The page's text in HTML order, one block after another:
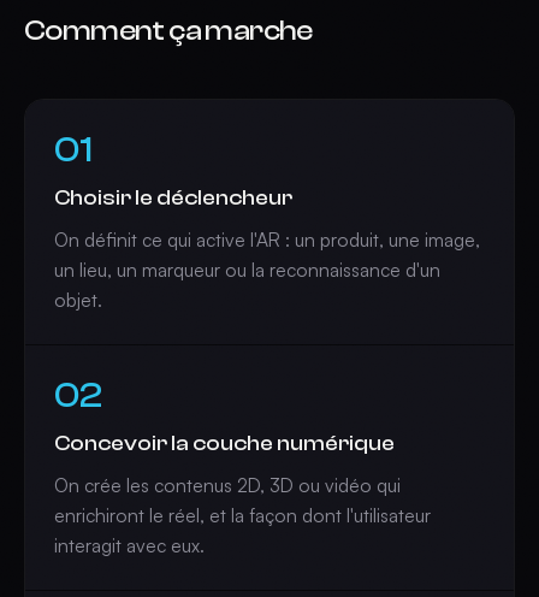
Comment ça marche
01
Choisir le déclencheur
On définit ce qui active l'AR : un produit, une image,
un lieu, un marqueur ou la reconnaissance d'un
objet.
02
Concevoir la couche numérique
On crée les contenus 2D, 3D ou vidéo qui
enrichiront le réel, et la façon dont l'utilisateur
interagit avec eux.